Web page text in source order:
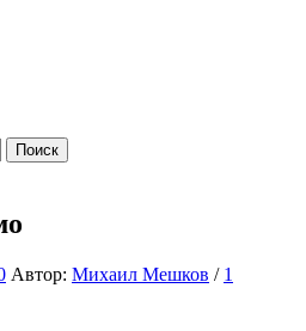
Автор: Михаил Мешков / 1